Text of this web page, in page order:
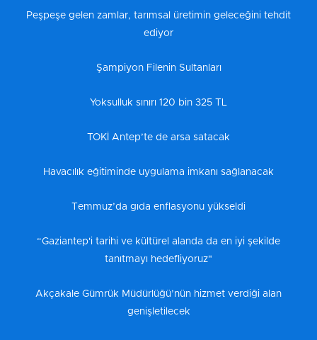
Peşpeşe gelen zamlar, tarımsal üretimin geleceğini tehdit
ediyor
Şampiyon Filenin Sultanları
Yoksulluk sınırı 120 bin 325 TL
TOKİ Antep’te de arsa satacak
Havacılık eğitiminde uygulama imkanı sağlanacak
Temmuz’da gıda enflasyonu yükseldi
“Gaziantep'i tarihi ve kültürel alanda da en iyi şekilde
tanıtmayı hedefliyoruz"
Akçakale Gümrük Müdürlüğü’nün hizmet verdiği alan
genişletilecek